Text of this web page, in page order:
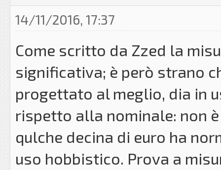
14/11/2016, 17:37
Come scritto da Zzed la
significativa; è però strano
progettato al meglio, dia in
rispetto alla nominale: non
qulche decina di euro ha
uso hobbistico. Prova a